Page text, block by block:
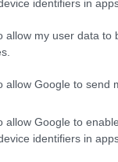
identifiers in
allow my user data to
allow Google to send
allow Google to
identifiers in
Blikk.hu oldalára,